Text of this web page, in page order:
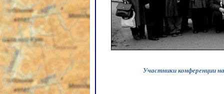
Участники конференции